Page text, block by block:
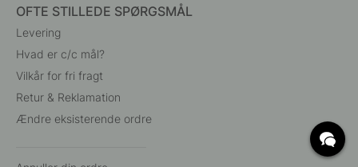
OFTE STILLEDE SPØRGSMÅL
Levering
Hvad er c/c mål?
Vilkår for fri fragt
Retur & Reklamation
Ændre eksisterende ordre